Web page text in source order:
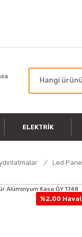
ELEKTRIK
Led
%2,00